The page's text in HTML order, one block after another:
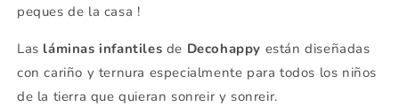
peques de la casa !
Las láminas infantiles de Decohappy están diseñadas
con cariño y ternura especialmente para todos los niños
de la tierra que quieran sonreir y sonreir.